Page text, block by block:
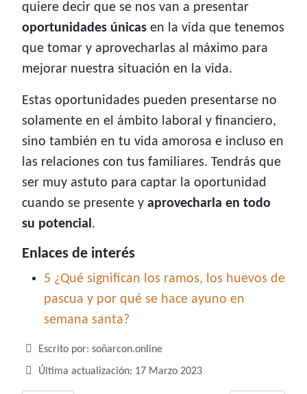
quiere decir que se nos van a presentar
oportunidades únicas en la vida que tenemos
que tomar y aprovecharlas al máximo para
mejorar nuestra situación en la vida.
Estas oportunidades pueden presentarse no
solamente en el ámbito laboral y financiero,
sino también en tu vida amorosa e incluso en
las relaciones con tus familiares. Tendrás que
ser muy astuto para captar la oportunidad
cuando se presente y aprovecharla en todo
su potencial.
Enlaces de interés
5 ¿Qué significan los ramos, los huevos de
pascua y por qué se hace ayuno en
semana santa?
Detalles
Escrito por: soñarcon.online
Última actualización: 17 Marzo 2023